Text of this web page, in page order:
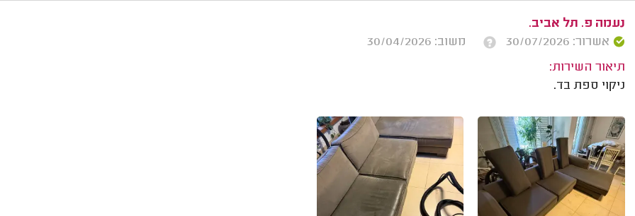
נעמה פ. תל אביב.
אשרור: 30/07/2026
משוב: 30/04/2026
תיאור השירות:
ניקוי ספת בד.